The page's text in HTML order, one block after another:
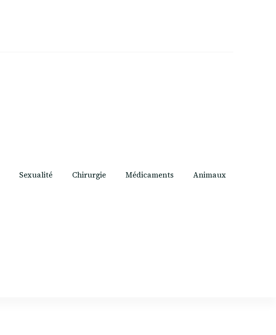
Sexualité Chirurgie Médicaments Animaux